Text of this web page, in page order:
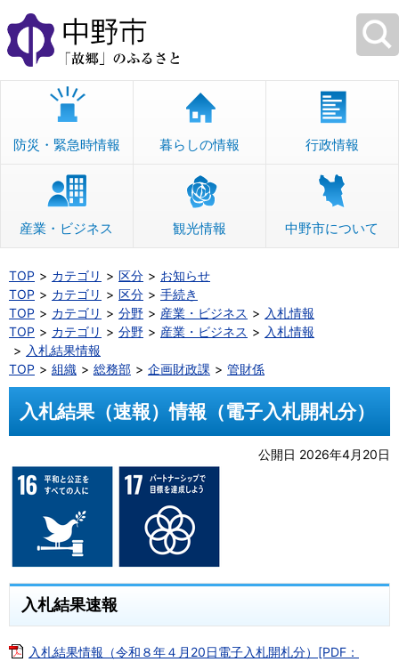
本
文
へ
移
防災・緊急時情報 暮らしの情報 行政情報
産業・ビジネス 観光情報 中野市について
TOP カテゴリ 区分
お知らせ
TOP
カテゴリ 区分
手続き
TOP
カテゴリ 分野 産業・ビジネス
入札情報
TOP
カテゴリ 分野 産業・ビジネス
入札情報
入札結果情報
TOP
組織 総務部 企画財政課 管財係
入札結果（速報）情報（電子入札開札分）
公開日 2026年4月20日
入札結果速報
入札結果情報（令和８年４月20日電子入札開札分）[PDF：